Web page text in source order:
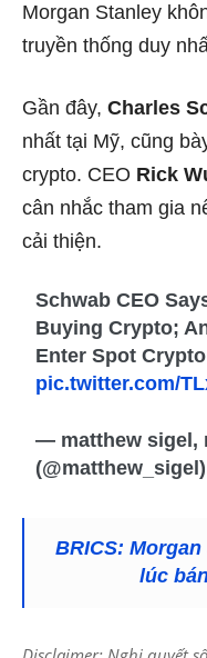
Morgan Stanley
truyền thống duy
Gần đây, Charles
nhất tại Mỹ, cũng
crypto. CEO Rick
cân nhắc tham gia
cải thiện.
Schwab CEO
Buying Crypto;
Enter Spot
pic.twitter.com/
— matthew sigel,
(@matthew_sigel)
BRICS:
lúc